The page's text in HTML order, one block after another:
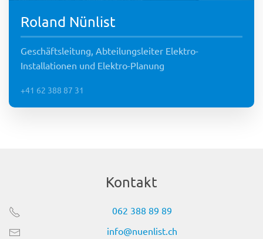
Roland Nünlist
Geschäftsleitung, Abteilungsleiter Elektro-
Installationen und Elektro-Planung
+41 62 388 87 31
Kontakt
062 388 89 89
info@nuenlist.ch